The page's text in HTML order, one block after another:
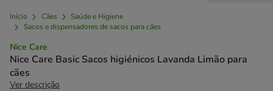
Início Cães
Saúde e Higiene
Sacos e dispensadores de sacos para cães
Nice Care
Nice Care Basic Sacos higiénicos Lavanda Limão para
cães
Ver descrição